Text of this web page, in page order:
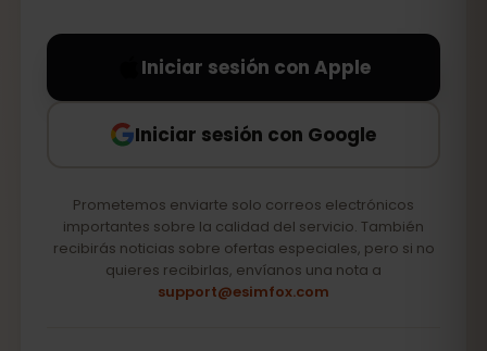
Iniciar sesión con Apple
Iniciar sesión con Google
Prometemos enviarte solo correos electrónicos
importantes sobre la calidad del servicio. También
recibirás noticias sobre ofertas especiales, pero si no
quieres recibirlas, envíanos una nota a
support@esimfox.com